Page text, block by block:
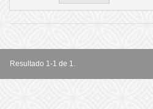
Resultado 1-1 de 1.